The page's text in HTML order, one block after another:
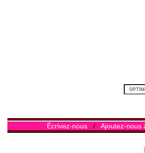
Écrivez-nous/ Ajoutez-nous